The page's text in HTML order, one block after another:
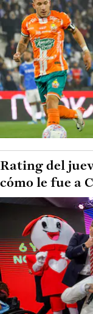
Rating del
cómo le fue a